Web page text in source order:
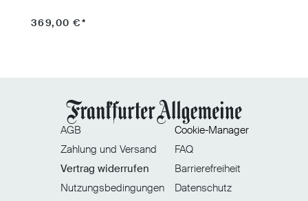
369,00 €*
AGB
Zahlung und Versand
Vertrag widerrufen
Cookie-Manager
FAQ
Barrierefreiheit
Datenschutz
Nutzungsbedingungen